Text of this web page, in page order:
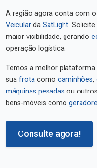
A região agora conta com
Veicular da SatLight. Solicite
maior visibilidade, gerando
operação logística.
Temos a melhor
sua frota como caminhões,
máquinas pesadas ou
bens-móveis como
Consulte agora!